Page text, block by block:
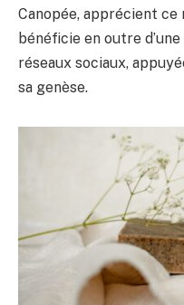
Canopée, apprécient ce
bénéficie en outre
réseaux sociaux,
sa genèse.